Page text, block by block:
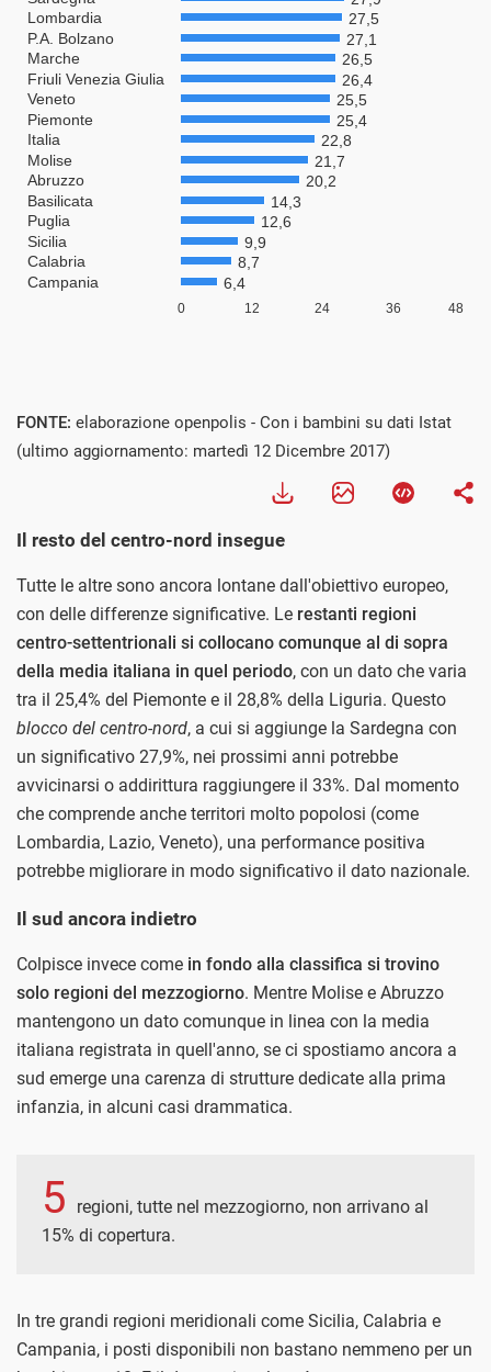
FONTE: elaborazione openpolis - Con i bambini su dati Istat
(ultimo aggiornamento: martedì 12 Dicembre 2017)
Il resto del centro-nord insegue
Tutte le altre sono ancora lontane dall'obiettivo europeo,
con delle differenze significative. Le restanti regioni
centro-settentrionali si collocano comunque al di sopra
della media italiana in quel periodo, con un dato che varia
tra il 25,4% del Piemonte e il 28,8% della Liguria. Questo
blocco del centro-nord, a cui si aggiunge la Sardegna con
un significativo 27,9%, nei prossimi anni potrebbe
avvicinarsi o addirittura raggiungere il 33%. Dal momento
che comprende anche territori molto popolosi (come
Lombardia, Lazio, Veneto), una performance positiva
potrebbe migliorare in modo significativo il dato nazionale.
Il sud ancora indietro
Colpisce invece come in fondo alla classifica si trovino
solo regioni del mezzogiorno. Mentre Molise e Abruzzo
mantengono un dato comunque in linea con la media
italiana registrata in quell'anno, se ci spostiamo ancora a
sud emerge una carenza di strutture dedicate alla prima
infanzia, in alcuni casi drammatica.
5
regioni, tutte nel mezzogiorno, non arrivano al
15% di copertura.
In tre grandi regioni meridionali come Sicilia, Calabria e
Campania, i posti disponibili non bastano nemmeno per un